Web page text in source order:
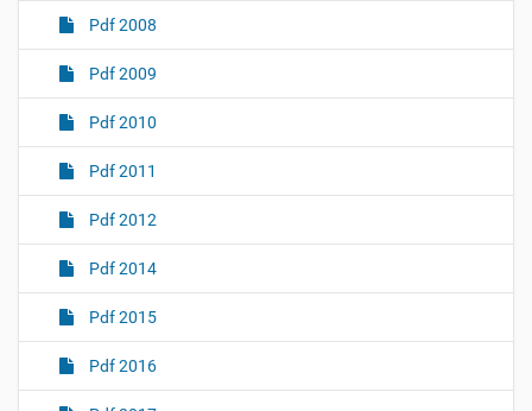
Pdf 2008
Pdf 2009
Pdf 2010
Pdf 2011
Pdf 2012
Pdf 2014
Pdf 2015
Pdf 2016